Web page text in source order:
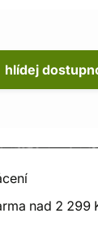
hlídej
nad 2 299